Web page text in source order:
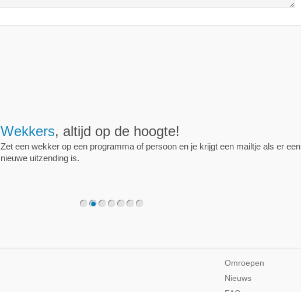
Wekkers, altijd op de hoogte!
Zet een wekker op een programma of persoon en je krijgt een mailtje als er een
nieuwe uitzending is.
Omroepen
Nieuws